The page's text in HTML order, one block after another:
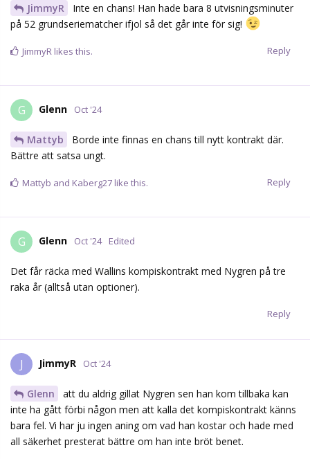
JimmyR
Inte en chans! Han hade bara 8 utvisningsminuter
på 52 grundseriematcher ifjol så det går inte för sig!
Reply
JimmyR likes this.
G Glenn Oct '24
Mattyb
Borde inte finnas en chans till nytt kontrakt där.
Bättre att satsa ungt.
Reply
Mattyb and Kaberg27 like this.
G Glenn Oct '24 Edited
Det får räcka med Wallins kompiskontrakt med Nygren på tre
raka år (alltså utan optioner).
Reply
J JimmyR Oct '24
Glenn
att du aldrig gillat Nygren sen han kom tillbaka kan
inte ha gått förbi någon men att kalla det kompiskontrakt känns
bara fel. Vi har ju ingen aning om vad han kostar och hade med
all säkerhet presterat bättre om han inte bröt benet.